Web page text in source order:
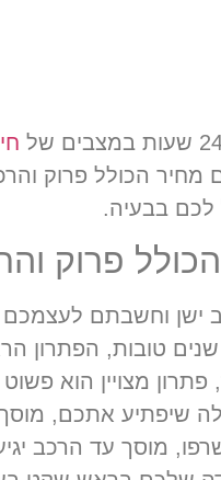
הכולל פרוק
לכם בבעיה.
פרוק
וחשבתם
טובות, הפתרון
פתרון מצויין הוא
שיפתיע אתכם,
מוסך עד הרכב